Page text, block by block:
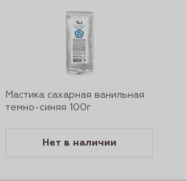
Мастика сахарная ванильная
темно-синяя 100г
Нет в наличии